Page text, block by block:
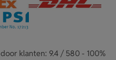
klanten: 9.4 / 580 - 100%